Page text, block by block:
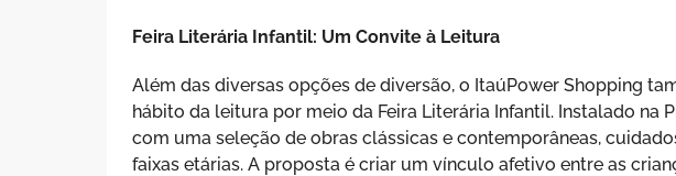
Feira Literária Infantil: Um Convite à Leitura
Além das diversas opções de diversão, o ItaúPower Shopping
hábito da leitura por meio da Feira Literária Infantil. Instalado na
com uma seleção de obras clássicas e contemporâneas,
faixas etárias. A proposta é criar um vínculo afetivo entre as